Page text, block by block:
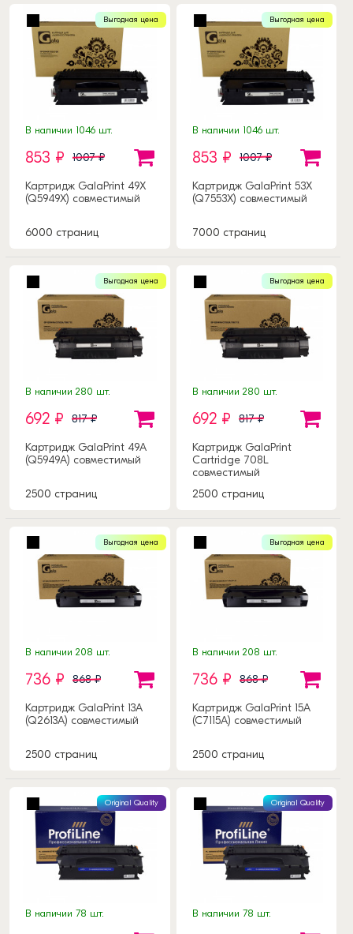
Выгодная цена
В наличии 1046 шт.
853 ₽ 1007 ₽
Картридж GalaPrint 49X
(Q5949X) совместимый
6000 страниц
Выгодная цена
В наличии 1046 шт.
853 ₽ 1007 ₽
Картридж GalaPrint 53X
(Q7553X) совместимый
7000 страниц
Выгодная цена
В наличии 280 шт.
692 ₽ 817 ₽
Картридж GalaPrint 49A
(Q5949A) совместимый
2500 страниц
Выгодная цена
В наличии 280 шт.
692 ₽ 817 ₽
Картридж GalaPrint
Cartridge 708L
совместимый
2500 страниц
Выгодная цена
В наличии 208 шт.
736 ₽ 868 ₽
Картридж GalaPrint 13A
(Q2613A) совместимый
2500 страниц
Выгодная цена
В наличии 208 шт.
736 ₽ 868 ₽
Картридж GalaPrint 15A
(C7115A) совместимый
2500 страниц
Original Quality
В наличии 78 шт.
Original Quality
В наличии 78 шт.